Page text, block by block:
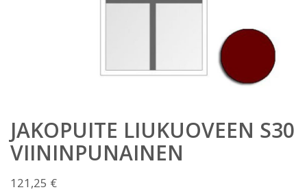
JAKOPUITE LIUKUOVEEN S30
VIININPUNAINEN
121,25 €